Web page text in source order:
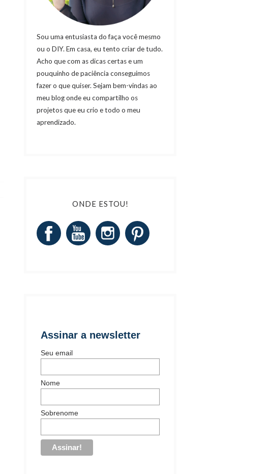
Sou uma entusiasta do faça você mesmo
ou o DIY. Em casa, eu tento criar de tudo.
Acho que com as dicas certas e um
pouquinho de paciência conseguimos
fazer o que quiser. Sejam bem-vindas ao
meu blog onde eu compartilho os
projetos que eu crio e todo o meu
aprendizado.
ONDE ESTOU!
Assinar a newsletter
Seu email
Nome
Sobrenome